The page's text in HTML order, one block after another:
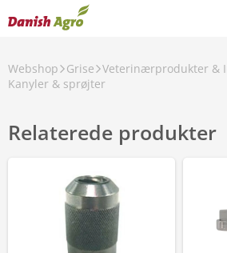
Webshop Grise Veterinærprodukter &
Kanyler & sprøjter
Relaterede produkter